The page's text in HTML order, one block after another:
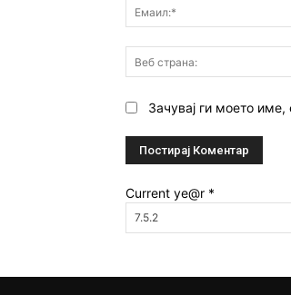
Зачувај ги моето
Current ye@r *